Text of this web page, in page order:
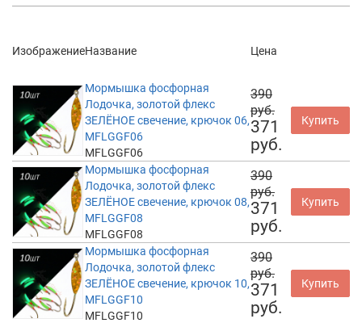
ИзображениеНазвание Цена
Мормышка фосфорная
Лодочка, золотой флекс
ЗЕЛЁНОЕ свечение, крючок 06,
MFLGGF06
MFLGGF06
390
руб.
371
руб.
Купить
Мормышка фосфорная
Лодочка, золотой флекс
ЗЕЛЁНОЕ свечение, крючок 08,
MFLGGF08
MFLGGF08
390
руб.
371
руб.
Купить
Мормышка фосфорная
Лодочка, золотой флекс
ЗЕЛЁНОЕ свечение, крючок 10,
MFLGGF10
MFLGGF10
390
руб.
371
руб.
Купить